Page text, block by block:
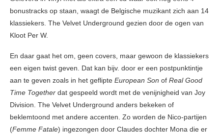
bonustracks op staan, waagt de Belgische muzikant zich aan 14
klassiekers. The Velvet Underground gezien door de ogen van
Kloot Per W.
En daar gaat het om, geen covers, maar gewoon de klassiekers
een eigen twist geven. Dat kan bijv. door er een postpunktintje
aan te geven zoals in het geflipte European Son of Real Good
Time Together dat gespeeld wordt met de venijnigheid van Joy
Division. The Velvet Underground anders bekeken of
beklemtoond met andere accenten. Zo worden de Nico-partijen
(Femme Fatale) ingezongen door Claudes dochter Mona die er